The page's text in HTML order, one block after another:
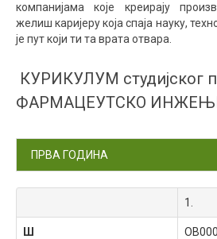
компанијама које креирају
желиш каријеру која спаја науку,
је пут који ти та врата отвара.
КУРИКУЛУМ студијског
ФАРМАЦЕУТСКО
ПРВА ГОДИНА
1.
Ш